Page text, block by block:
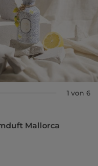
1 von 6
Mallorca